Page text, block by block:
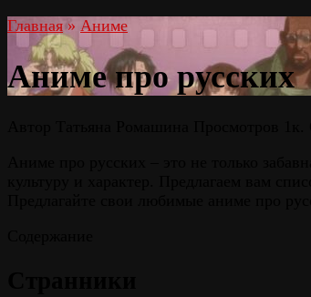
Главная » Аниме
Аниме про русских